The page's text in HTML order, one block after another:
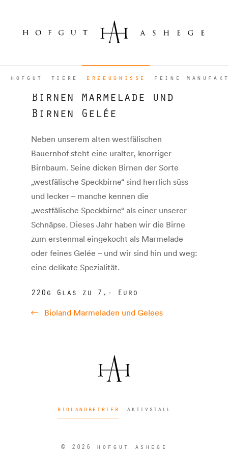
hofgut tiere erzeugnisse feine
Birnen Marmelade und
Birnen Gelée
Neben unserem alten westfälischen
Bauernhof steht eine uralter, knorriger
Birnbaum. Seine dicken Birnen der Sorte
„westfälische Speckbirne“ sind herrlich süss
und lecker – manche kennen die
„westfälische Speckbirne“ als einer unserer
Schnäpse. Dieses Jahr haben wir die Birne
zum erstenmal eingekocht als Marmelade
oder feines Gelée – und wir sind hin und weg:
eine delikate Spezialität.
220g Glas zu 7,- Euro
Bioland Marmeladen und Gelees
biolandbetrieb aktivstall
© 2026 hofgut ashege